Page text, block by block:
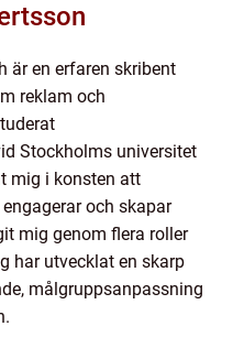
är en erfaren skribent
reklam och
Stockholms universitet
mig i konsten att
och skapar
mig genom flera roller
har utvecklat en skarp
målgruppsanpassning